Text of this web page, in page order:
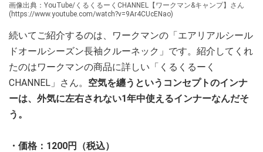
画像出典：YouTube/くるくるーくCHANNEL【ワークマン&キャンプ】さん
(https://www.youtube.com/watch?v=9Ar4CUcENao)
続いてご紹介するのは、ワークマンの「エアリアルシール
ドオールシーズン長袖クルーネック」です。紹介してくれ
たのはワークマンの商品に詳しい「くるくるーく
CHANNEL」さん。 空気を纏うというコンセプトのインナ
ーは、外気に左右されない1年中使えるインナーなんだそ
う。
・価格：1200円（税込）